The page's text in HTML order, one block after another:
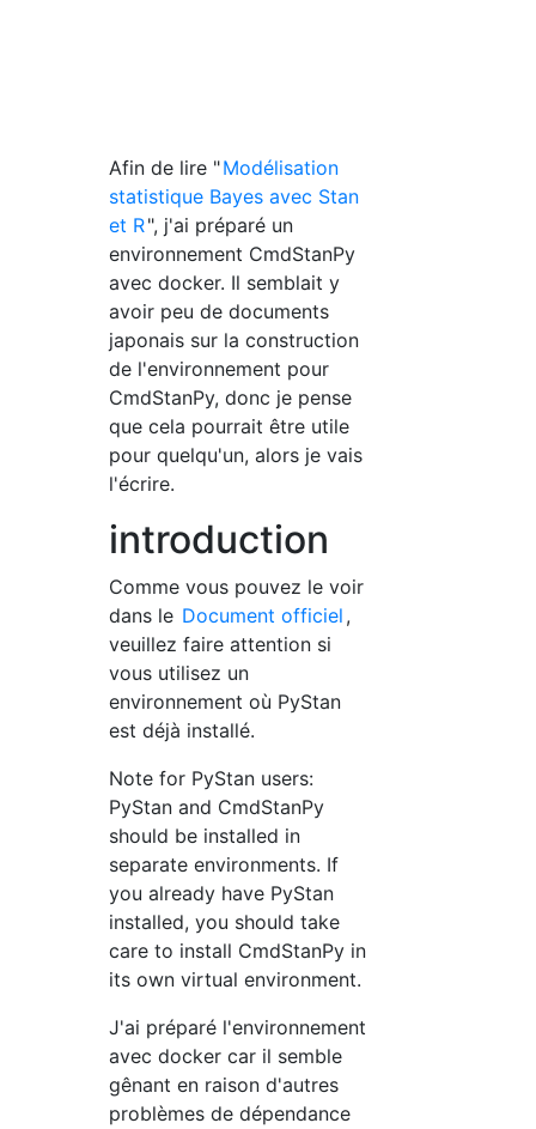
Afin de lire "Modélisation
statistique Bayes avec Stan
et R", j'ai préparé un
environnement CmdStanPy
avec docker. Il semblait y
avoir peu de documents
japonais sur la construction
de l'environnement pour
CmdStanPy, donc je pense
que cela pourrait être utile
pour quelqu'un, alors je vais
l'écrire.
introduction
Comme vous pouvez le voir
dans le Document officiel ,
veuillez faire attention si
vous utilisez un
environnement où PyStan
est déjà installé.
Note for PyStan users:
PyStan and CmdStanPy
should be installed in
separate environments. If
you already have PyStan
installed, you should take
care to install CmdStanPy in
its own virtual environment.
J'ai préparé l'environnement
avec docker car il semble
gênant en raison d'autres
problèmes de dépendance